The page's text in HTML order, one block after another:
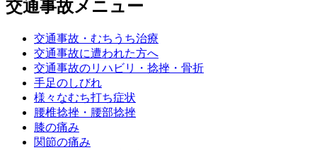
交通事故メニュー
交通事故・むちうち治療
交通事故に遭われた方へ
交通事故のリハビリ・捻挫・骨折
手足のしびれ
様々なむち打ち症状
腰椎捻挫・腰部捻挫
膝の痛み
関節の痛み